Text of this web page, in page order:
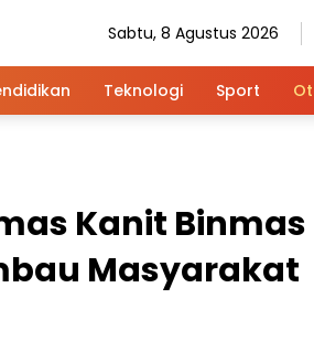
Sabtu, 8 Agustus 2026
Teknologi Sport
Kanit Binmas
Masyarakat